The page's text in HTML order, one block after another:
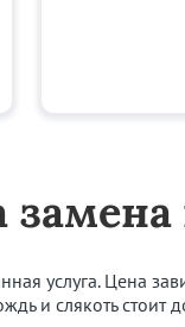
услуга. Цена
и слякоть стоит